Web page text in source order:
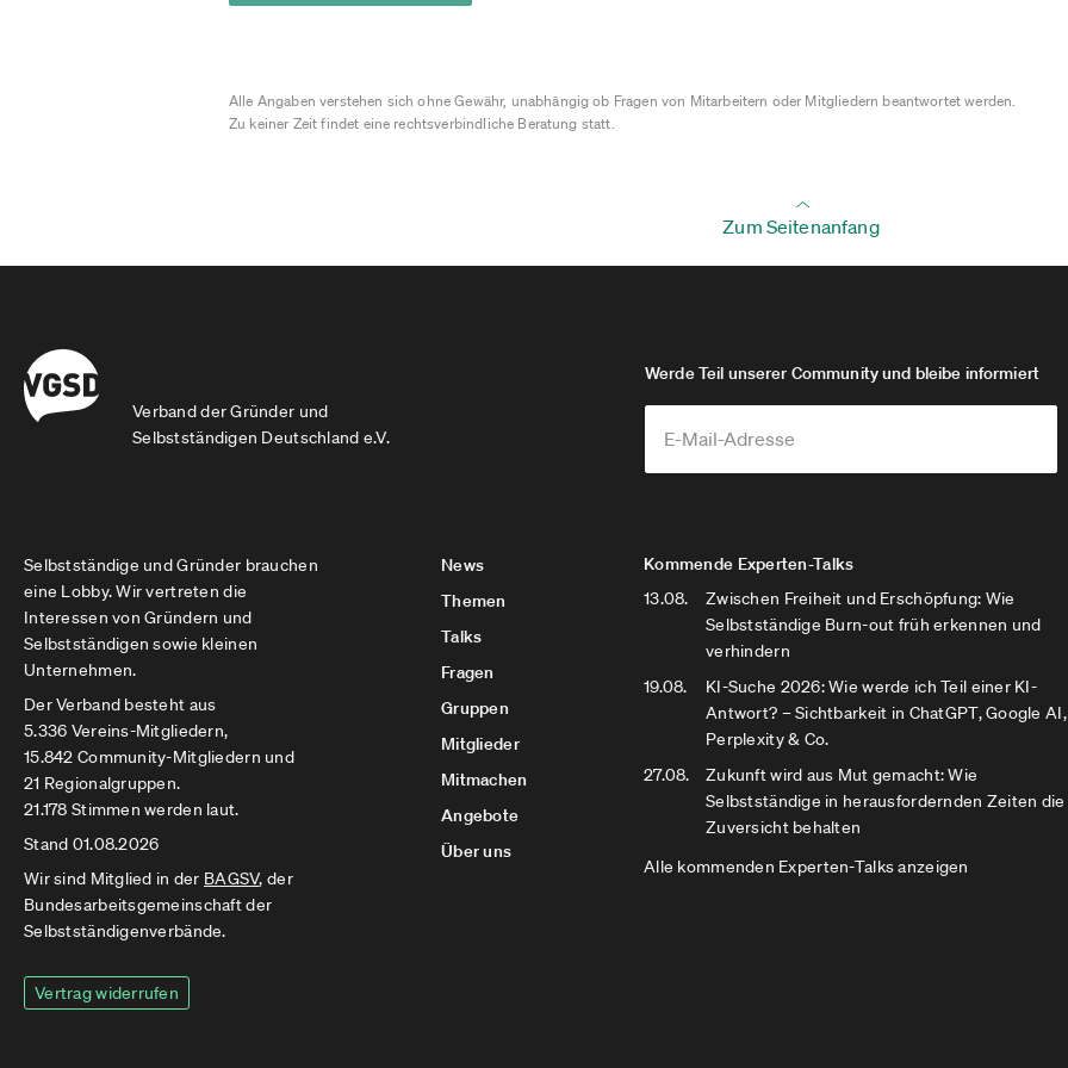
Alle Angaben verstehen sich ohne Gewähr, unabhängig ob Fragen von Mitarbeitern oder Mitgliedern beantwortet werden.
Zu keiner Zeit findet eine rechtsverbindliche Beratung statt.
Zum Seitenanfang
Verband der Gründer und
Selbstständigen Deutschland e.V.
Werde Teil unserer Community und bleibe informiert
Selbstständige und Gründer brauchen
eine Lobby. Wir vertreten die
Interessen von Gründern und
Selbstständigen sowie kleinen
Unternehmen.
Der Verband besteht aus
5.336 Vereins-Mitgliedern,
15.842 Community-Mitgliedern und
21 Regionalgruppen.
21.178 Stimmen werden laut.
Stand 01.08.2026
Wir sind Mitglied in der BAGSV, der
Bundesarbeitsgemeinschaft der
Selbstständigenverbände.
Vertrag widerrufen
News
Themen
Talks
Fragen
Gruppen
Mitglieder
Mitmachen
Angebote
Über uns
Kommende Experten-Talks
13.08.
Zwischen Freiheit und Erschöpfung: Wie
Selbstständige Burn-out früh erkennen und
verhindern
19.08.
KI-Suche 2026: Wie werde ich Teil einer KI-
Antwort? – Sichtbarkeit in ChatGPT, Google AI,
Perplexity & Co.
27.08.
Zukunft wird aus Mut gemacht: Wie
Selbstständige in herausfordernden Zeiten die
Zuversicht behalten
Alle kommenden Experten-Talks anzeigen